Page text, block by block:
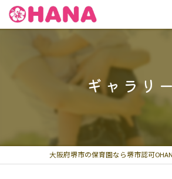
ギャラリー
大阪府堺市の保育園なら堺市認可